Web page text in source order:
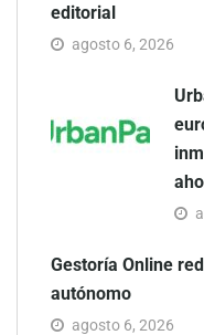
editorial
agosto 6, 2026
Gestoría Online
autónomo
agosto 6, 2026